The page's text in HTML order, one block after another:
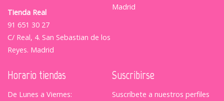
Tienda Real
91 651 30 27
C/ Real, 4. San Sebastian de los
Reyes. Madrid
Madrid
Horario tiendas
De Lunes a Viernes:
Suscribirse
Suscríbete a nuestros perfiles